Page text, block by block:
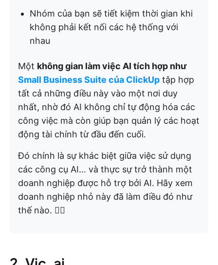
Nhóm của bạn sẽ tiết kiệm thời gian khi
không phải kết nối các hệ thống với
nhau
Một không gian làm việc AI tích hợp như
Small Business Suite của ClickUp tập hợp
tất cả những điều này vào một nơi duy
nhất, nhờ đó AI không chỉ tự động hóa các
công việc mà còn giúp bạn quản lý các hoạt
động tài chính từ đầu đến cuối.
Đó chính là sự khác biệt giữa việc sử dụng
các công cụ AI… và thực sự trở thành một
doanh nghiệp được hỗ trợ bởi AI. Hãy xem
doanh nghiệp nhỏ này đã làm điều đó như
thế nào. 👇🏼